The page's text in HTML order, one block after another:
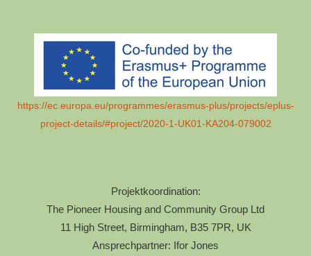
https://ec.europa.eu/programmes/erasmus-plus/projects/eplus-
project-details/#project/2020-1-UK01-KA204-079002
Projektkoordination:
The Pioneer Housing and Community Group Ltd
11 High Street, Birmingham, B35 7PR, UK
Ansprechpartner: Ifor Jones